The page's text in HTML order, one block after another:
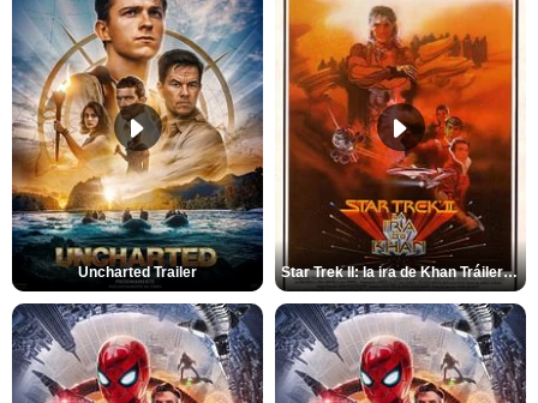
Uncharted Trailer Star Trek II: la ira de Khan Tráiler VO